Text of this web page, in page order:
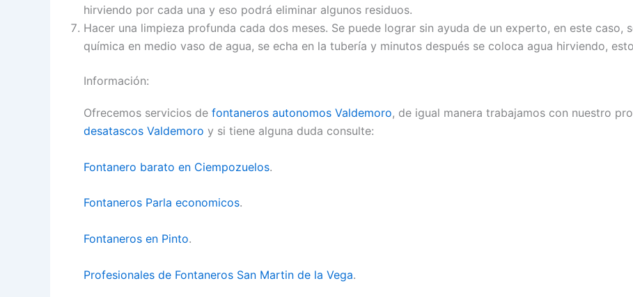
hirviendo por cada una y eso podrá eliminar algunos residuos.
Hacer una limpieza profunda cada dos meses. Se puede lograr sin ayuda de un experto, en este caso,
química en medio vaso de agua, se echa en la tubería y minutos después se coloca agua hirviendo,
Información:
Ofrecemos servicios de fontaneros autonomos Valdemoro, de igual manera trabajamos con nuestro
desatascos Valdemoro y si tiene alguna duda consulte:
Fontanero barato en Ciempozuelos.
Fontaneros Parla economicos.
Fontaneros en Pinto.
Profesionales de Fontaneros San Martin de la Vega.